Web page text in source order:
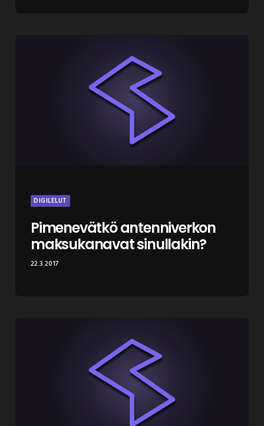
DIGILELUT
Pimenevätkö antenniverkon
maksukanavat sinullakin?
22.3.2017